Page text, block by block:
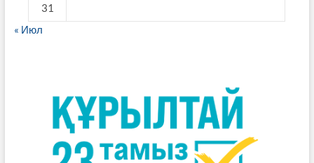
31
« Июл